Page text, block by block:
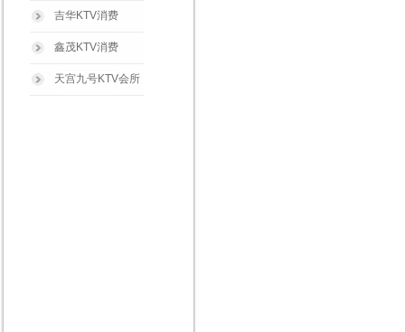
吉华KTV消费
鑫茂KTV消费
天宫九号KTV会所